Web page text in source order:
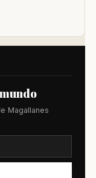
Magallanes